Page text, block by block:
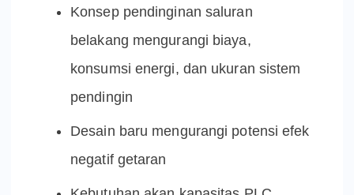
Konsep pendinginan saluran
belakang mengurangi biaya,
konsumsi energi, dan ukuran sistem
pendingin
Desain baru mengurangi potensi efek
negatif getaran